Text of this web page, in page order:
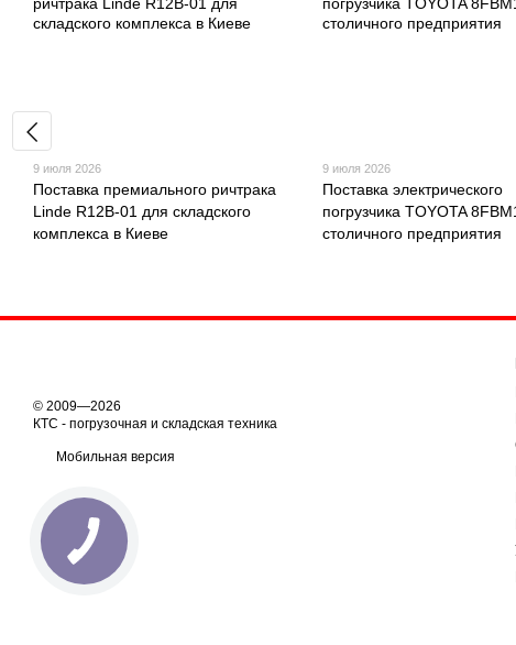
9 июля 2026
Поставка премиального ричтрака
Linde R12B-01 для складского
комплекса в Киеве
9 июля 2026
Поставка электрического
погрузчика TOYOTA
столичного предприятия
© 2009—2026
КТС - погрузочная и складская техника
Мобильная версия